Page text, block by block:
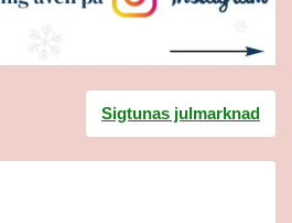
Sigtunas julmarknad